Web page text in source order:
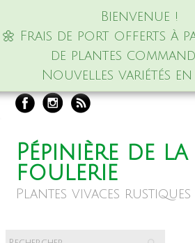
Bienvenue !
🌼 Frais de port offerts à
de plantes
Nouvelles variétés
Pépinière de
foulerie
Plantes vivaces